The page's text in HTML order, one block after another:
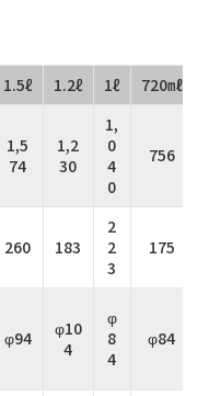
1.5ℓ 1.2ℓ 1ℓ 720㎖
1,5
74
1,2
30
1,
0
4
0
756
260 183
2
2
3
175
φ94
φ10
4
φ
8
4
φ84